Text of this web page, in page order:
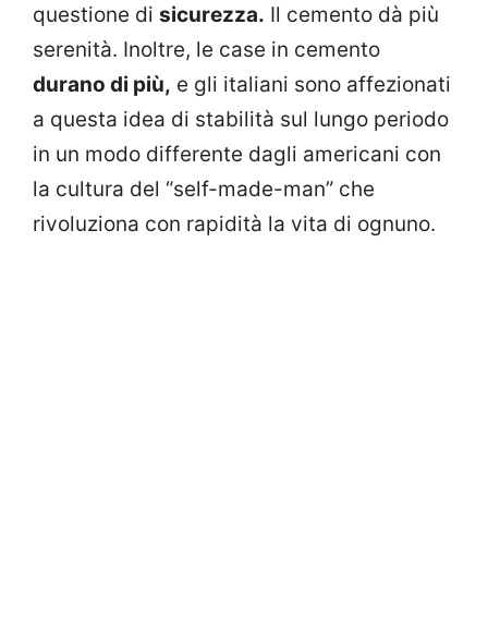
questione di sicurezza. Il cemento dà più
serenità. Inoltre, le case in cemento
durano di più, e gli italiani sono affezionati
a questa idea di stabilità sul lungo periodo
in un modo differente dagli americani con
la cultura del “self-made-man” che
rivoluziona con rapidità la vita di ognuno.